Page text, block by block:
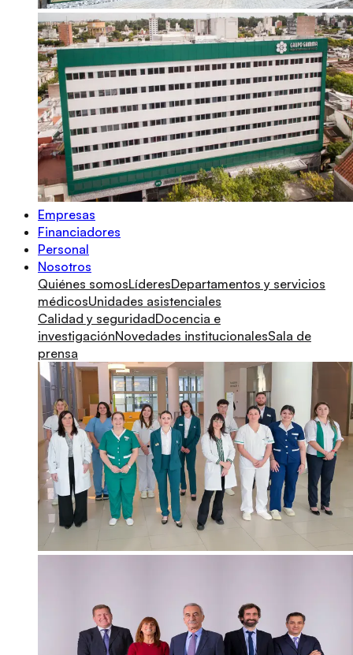
Empresas
Financiadores
Personal
Nosotros
Quiénes somosLíderesDepartamentos y servicios
médicosUnidades asistenciales
Calidad y seguridadDocencia e
investigaciónNovedades institucionalesSala de
prensa